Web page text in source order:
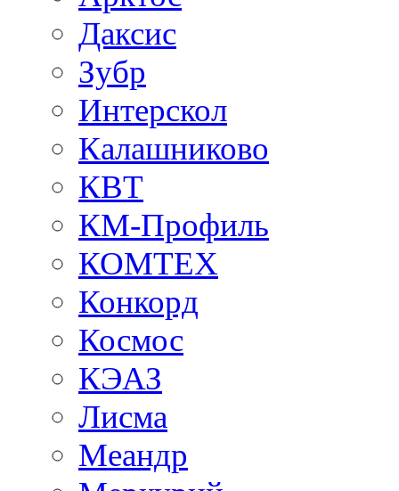
Даксис
Зубр
Интерскол
Калашниково
КВТ
КМ-Профиль
КОМТЕХ
Конкорд
Космос
КЭАЗ
Лисма
Меандр